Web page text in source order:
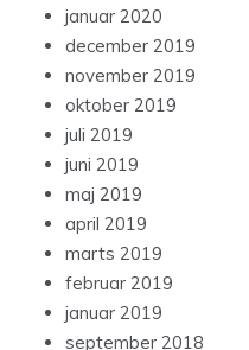
januar 2020
december 2019
november 2019
oktober 2019
juli 2019
juni 2019
maj 2019
april 2019
marts 2019
februar 2019
januar 2019
september 2018